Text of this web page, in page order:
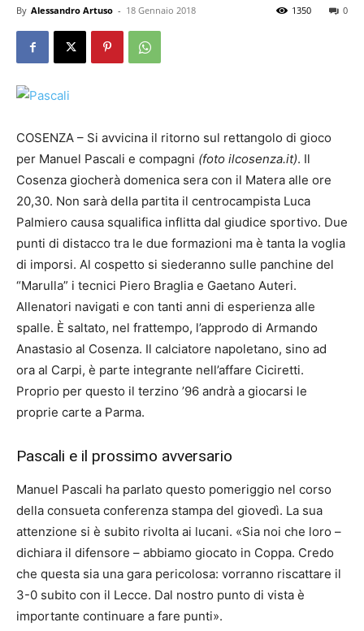
By Alessandro Artuso - 18 Gennaio 2018 0
1350
COSENZA – Si avvicina il ritorno sul rettangolo di gioco
per Manuel Pascali e compagni (foto ilcosenza.it). Il
Cosenza giocherà domenica sera con il Matera alle ore
20,30. Non sarà della partita il centrocampista Luca
Palmiero causa squalifica inflitta dal giudice sportivo. Due
punti di distacco tra le due formazioni ma è tanta la voglia
di imporsi. Al cospetto si siederanno sulle panchine del
“Marulla” i tecnici Piero Braglia e Gaetano Auteri.
Allenatori navigati e con tanti anni di esperienza alle
spalle. È saltato, nel frattempo, l’approdo di Armando
Anastasio al Cosenza. Il calciatore napoletano, sino ad
ora al Carpi, è parte integrante nell’affare Ciciretti.
Proprio per questo il terzino ’96 andrà a giocarsi le
proprie carte a Parma.
Pascali e il prossimo avversario
Manuel Pascali ha parlato questo pomeriggio nel corso
della consueta conferenza stampa del giovedì. La sua
attenzione si è subito rivolta ai lucani. «Sia noi che loro –
dichiara il difensore – abbiamo giocato in Coppa. Credo
che questa sia una gara pericolosa: vorranno riscattare il
3-0 subito con il Lecce. Dal nostro punto di vista è
importante continuare a fare punti».